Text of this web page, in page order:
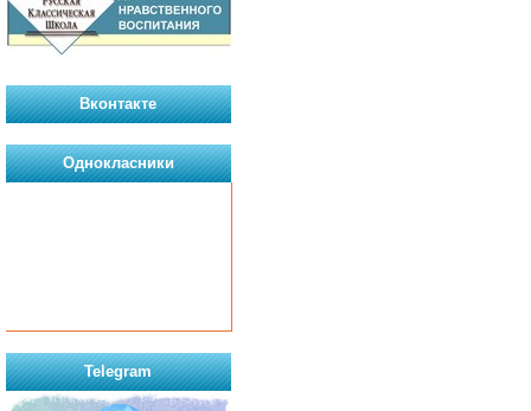
Вконтакте
Однокласники
Telegram